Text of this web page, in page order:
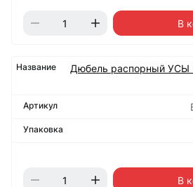
В
Дюбель распорный
В